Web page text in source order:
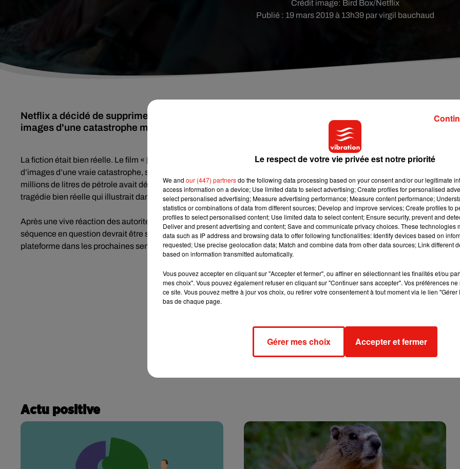
Publié : 19 mars 2019 à 13h39 par virgil bauchaud
Crédit image: Bird Box/Netflix
Netflix a décidé de supprimer une séquence très controversée de « Bird Box ». Dans le film, les
images d'une catastrophe meurtrière avaient été réutilisées.
La fiction était bien réelle. Le film « Bird Box
» avait provoqué un tollé au Québec. En cause, l’utilisation dans le film Netflix
d’images d’une vraie catastrophe, survenue en juillet 2013 à Lac-Mégantic. Un convoi ferroviaire transportant plus de 7
millions de litres de pétrole avait déraillé, provoquant la mort de 47 personnes et de nombreux dégâts matériels. Une
tragédie bien réelle qui illustrait dans le film un faux reportage sur l’apocalypse.
Après une vive réaction des autorités canadiennes, Netflix vient d’annoncer sa réponse. Le film va être remonté et la
séquence en question devrait être supprimée. SelonLa Presse Canadienne, le changement devrait être visible sur la
plateforme dans les prochaines semaines.
Actu positive
Le respect de votre vie privée est notre priorité
We and our (447) partnersdo the following data processing based on your consent and/or our legitimate
access information on a device; Use limited data to select advertising; Create profiles for personalised
select personalised advertising; Measure advertising performance; Measure content performance;
statistics or combinations of data from different sources; Develop and improve services; Create profiles to
profiles to select personalised content; Use limited data to select content; Ensure security, prevent and
Deliver and present advertising and content; Save and communicate privacy choices. These technologies
data such as IP address and browsing data to offer following functionalities: Identify devices based on
requested; Use precise geolocation data; Match and combine data from other data sources; Link different
based on information transmitted automatically.
Vous pouvez accepter en cliquant sur "Accepter et fermer", ou affiner en sélectionnant les finalités et/ou
mes choix". Vous pouvez également refuser en cliquant sur "Continuer sans accepter". Vos préférences
ce site. Vous pouvez mettre à jour vos choix, ou retirer votre consentement à tout moment via le lien
bas de chaque page.
Gérer mes choix Accepter et fermer